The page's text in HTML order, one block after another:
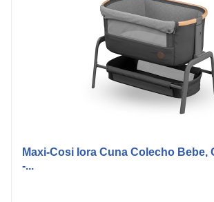
Maxi-Cosi Iora Cuna Colecho Bebe,
-...